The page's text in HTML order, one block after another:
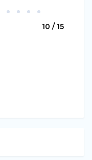
10 / 15